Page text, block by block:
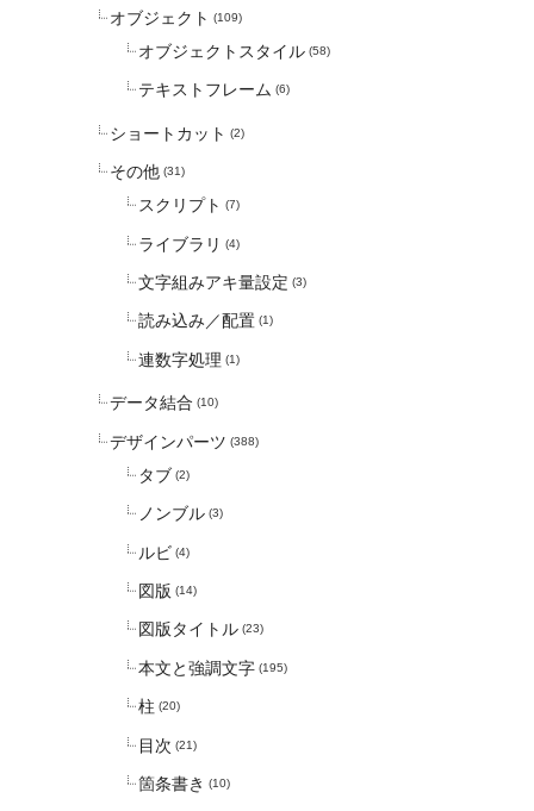
オブジェクト (109)
オブジェクトスタイル (58)
テキストフレーム (6)
ショートカット (2)
その他 (31)
スクリプト (7)
ライブラリ (4)
文字組みアキ量設定 (3)
読み込み／配置 (1)
連数字処理 (1)
データ結合 (10)
デザインパーツ (388)
タブ (2)
ノンブル (3)
ルビ (4)
図版 (14)
図版タイトル (23)
本文と強調文字 (195)
柱 (20)
目次 (21)
箇条書き (10)